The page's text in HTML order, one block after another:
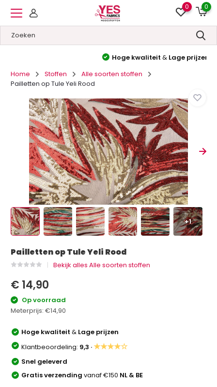
0 0
Hoge kwaliteit&Lage prijzen
Home
Stoffen
Alle soorten stoffen
Pailletten op Tule Yeli Rood
+1
Pailletten op Tule Yeli Rood
Bekijk alles Alle soorten stoffen
€ 14,90
Op voorraad
Meterprijs:€14,90
Hoge kwaliteit& Lage prijzen
Klantbeoordeling: 9,3 ·★★★★☆
Snel geleverd
Gratis verzendingvanaf €150 NL & BE